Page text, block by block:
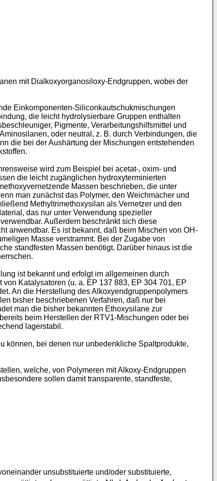
mit Dialkoxyorganosiloxy-Endgruppen, wobei der
Einkomponenten-Siliconkautschukmischungen
die leicht hydrolysierbare Gruppen enthalten
Pigmente, Verarbeitungshilfsmittel und
oder neutral, z. B. durch Verbindungen, die
die bei der Aushärtung der Mischungen entstehenden
wird zum Beispiel bei acetat-, oxim- und
die leicht zugänglichen hydroxyterminierten
Massen beschrieben, die unter
man zunächst das Polymer, den Weichmacher und
Methyltrimethoxysilan als Vernetzer und den
das nur unter Verwendung spezieller
Außerdem beschränkt sich diese
anwendbar. Es ist bekannt, daß beim Mischen von OH-
Masse verstrammt. Bei der Zugabe von
standfesten Massen benötigt. Darüber hinaus ist die
ist bekannt und erfolgt im allgemeinen durch
Katalysatoren (u. a. EP 137 883, EP 304 701, EP
An die Herstellung des Alkoxyendgruppenpolymers
bisher beschriebenen Verfahren, daß nur bei
man die bisher bekannten Ethoxysilane zur
beim Herstellen der RTV1-Mischungen oder bei
lagerstabil.
können, bei denen nur unbedenkliche Spaltprodukte,
welche, von Polymeren mit Alkoxy-Endgruppen
sollen damit transparente, standfeste,
unsubstituierte und/oder substituierte,